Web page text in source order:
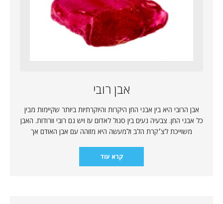
אבן רובי
אבן הרובי היא בין אבני החן היקרות והיוקרתיות ביותר שקיימות מבין
כל אבני החן. צבעיה נעים בין סגול לאדום עז ויש גם רובי וורודות. האבן
משוייכת לצ׳קרת הלב ולמעשה היא מזוהה עם אבן האודם אך
קרא עוד